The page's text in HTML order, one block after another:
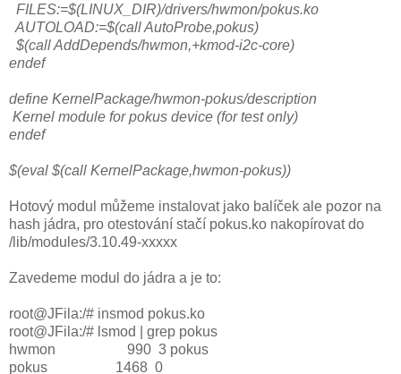
FILES:=$(LINUX_DIR)/drivers/hwmon/pokus.ko
AUTOLOAD:=$(call AutoProbe,pokus)
$(call AddDepends/hwmon,+kmod-i2c-core)
endef
define KernelPackage/hwmon-pokus/description
Kernel module for pokus device (for test only)
endef
$(eval $(call KernelPackage,hwmon-pokus))
Hotový modul můžeme instalovat jako balíček ale pozor na
hash jádra, pro otestování stačí pokus.ko nakopírovat do
/lib/modules/3.10.49-xxxxx
Zavedeme modul do jádra a je to:
root@JFila:/# insmod pokus.ko
root@JFila:/# lsmod | grep pokus
hwmon 990 3 pokus
pokus 1468 0